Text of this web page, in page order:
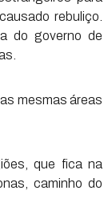
rebuliço.
do governo de
mesmas áreas
que fica na
caminho do